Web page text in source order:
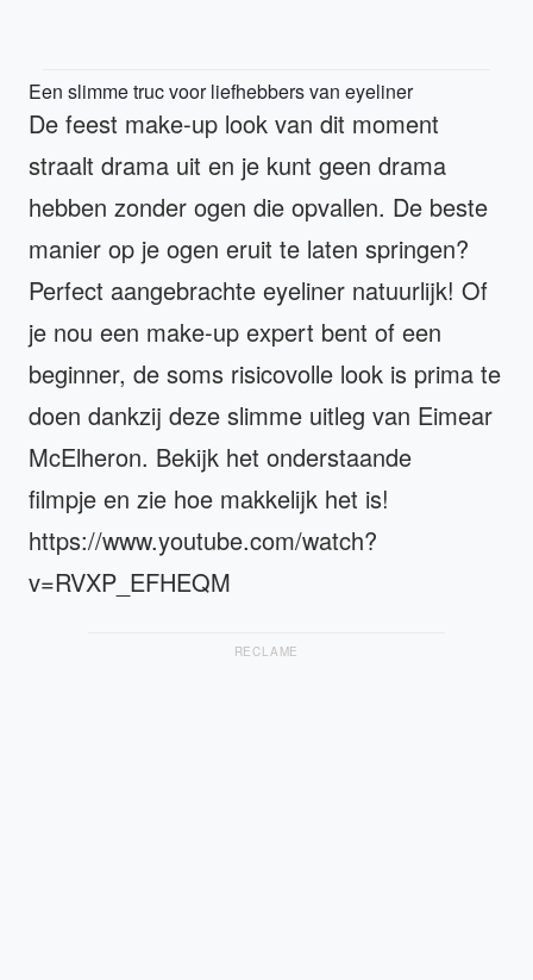
Een slimme truc voor liefhebbers van eyeliner
De feest make-up look van dit moment
straalt drama uit en je kunt geen drama
hebben zonder ogen die opvallen. De beste
manier op je ogen eruit te laten springen?
Perfect aangebrachte eyeliner natuurlijk! Of
je nou een make-up expert bent of een
beginner, de soms risicovolle look is prima te
doen dankzij deze slimme uitleg van Eimear
McElheron. Bekijk het onderstaande
filmpje en zie hoe makkelijk het is!
https://www.youtube.com/watch?
v=RVXP_EFHEQM
RECLAME